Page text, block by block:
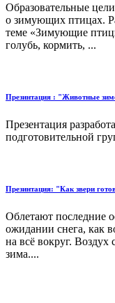
Образовательные
о зимующих птицах.
теме «Зимующие
голубь, кормить, ...
Презинтация : "Животные
Презентация
подготовительной
Презинтация: "Как звери
Облетают последние
ожидании снега, как
на всё вокруг.
зима....